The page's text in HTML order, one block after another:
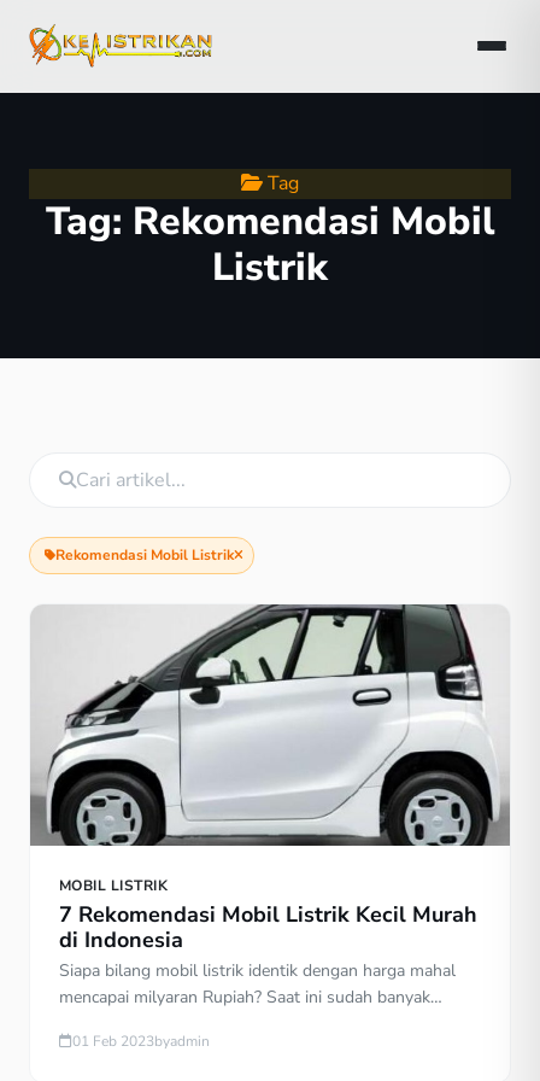
Tag
Tag: Rekomendasi Mobil
Listrik
Rekomendasi Mobil Listrik
MOBIL LISTRIK
7 Rekomendasi Mobil Listrik Kecil Murah
di Indonesia
Siapa bilang mobil listrik identik dengan harga mahal
mencapai milyaran Rupiah? Saat ini sudah banyak
memproduksi berbagai varian mobil listrik kecil murah.
01 Feb 2023byadmin